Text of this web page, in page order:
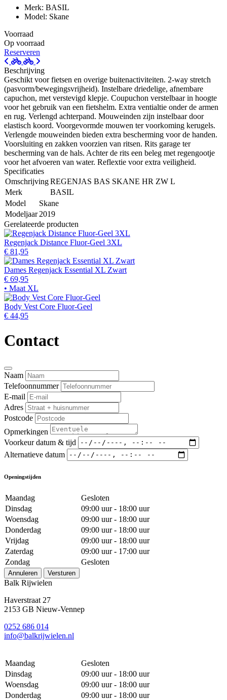
Merk: BASIL
Model: Skane
Voorraad
Op voorraad
Reserveren
Beschrijving
Geschikt voor fietsen en overige buitenactiviteiten. 2-way stretch
(pasvorm/bewegingsvrijheid). Instelbare driedelige, afnembare
capuchon, met verstevigd klepje. Coupuchon verstelbaar in hoogte
voor het gebruik van een fietshelm. Extra ventialtie onder de armen
en rug. Verlengd achterpand. Mouweinden zijn instelbaar door
elastisch koord. Voorgevormde mouwen ter voorkoming kerugels.
Verlengde mouweinden bieden extra bescherming voor de handen.
Voorsluiting en zakken voorzien van ritsen. Rits garage ter
bescherming van de hals. Achter de rits een beleg met regengootje
voor het afvoeren van water. Reflextie voor extra veiligheid.
Specificaties
OmschrijvingREGENJAS BAS SKANE HR ZW L
Merk
BASIL
Model
Skane
Modeljaar 2019
Gerelateerde producten
Regenjack Distance Fluor-Geel 3XL
€ 81,95
Dames Regenjack Essential XL Zwart
€ 69,95
• Maat XL
Body Vest Core Fluor-Geel
€ 44,95
Contact
Naam
Telefoonnummer
E-mail
Adres
Postcode
Opmerkingen
Voorkeur datum & tijd
Alternatieve datum
Openingstijden
Maandag
Gesloten
Dinsdag
09:00 uur - 18:00 uur
Woensdag
09:00 uur - 18:00 uur
Donderdag
09:00 uur - 18:00 uur
Vrijdag
09:00 uur - 18:00 uur
Zaterdag
09:00 uur - 17:00 uur
Zondag
Gesloten
Annuleren Versturen
Balk Rijwielen
Haverstraat 27
2153 GB Nieuw-Vennep
0252 686 014
info@balkrijwielen.nl
Maandag
Gesloten
Dinsdag
09:00 uur - 18:00 uur
Woensdag
09:00 uur - 18:00 uur
Donderdag
09:00 uur - 18:00 uur